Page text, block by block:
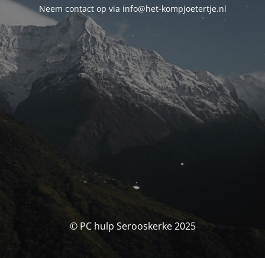
Neem contact op via info@het-kompjoetertje.nl
© PC hulp Serooskerke 2025